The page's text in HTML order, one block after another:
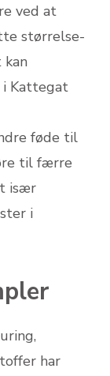
ved at
størrelse-
i Kattegat
føde til
til færre
især
i
har